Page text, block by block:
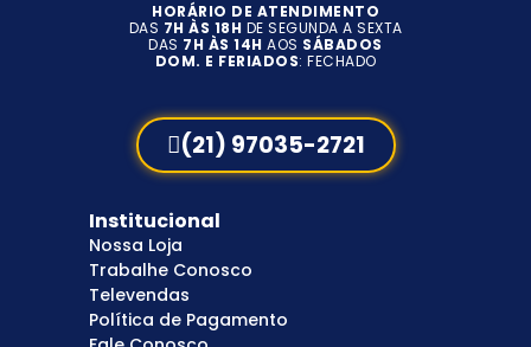
HORÁRIO DE ATENDIMENTO
DAS 7H ÀS 18H DE SEGUNDA A SEXTA
DAS 7H ÀS 14H AOS SÁBADOS
DOM. E FERIADOS: FECHADO
(21) 97035-2721
Institucional
Nossa Loja
Trabalhe Conosco
Televendas
Política de Pagamento